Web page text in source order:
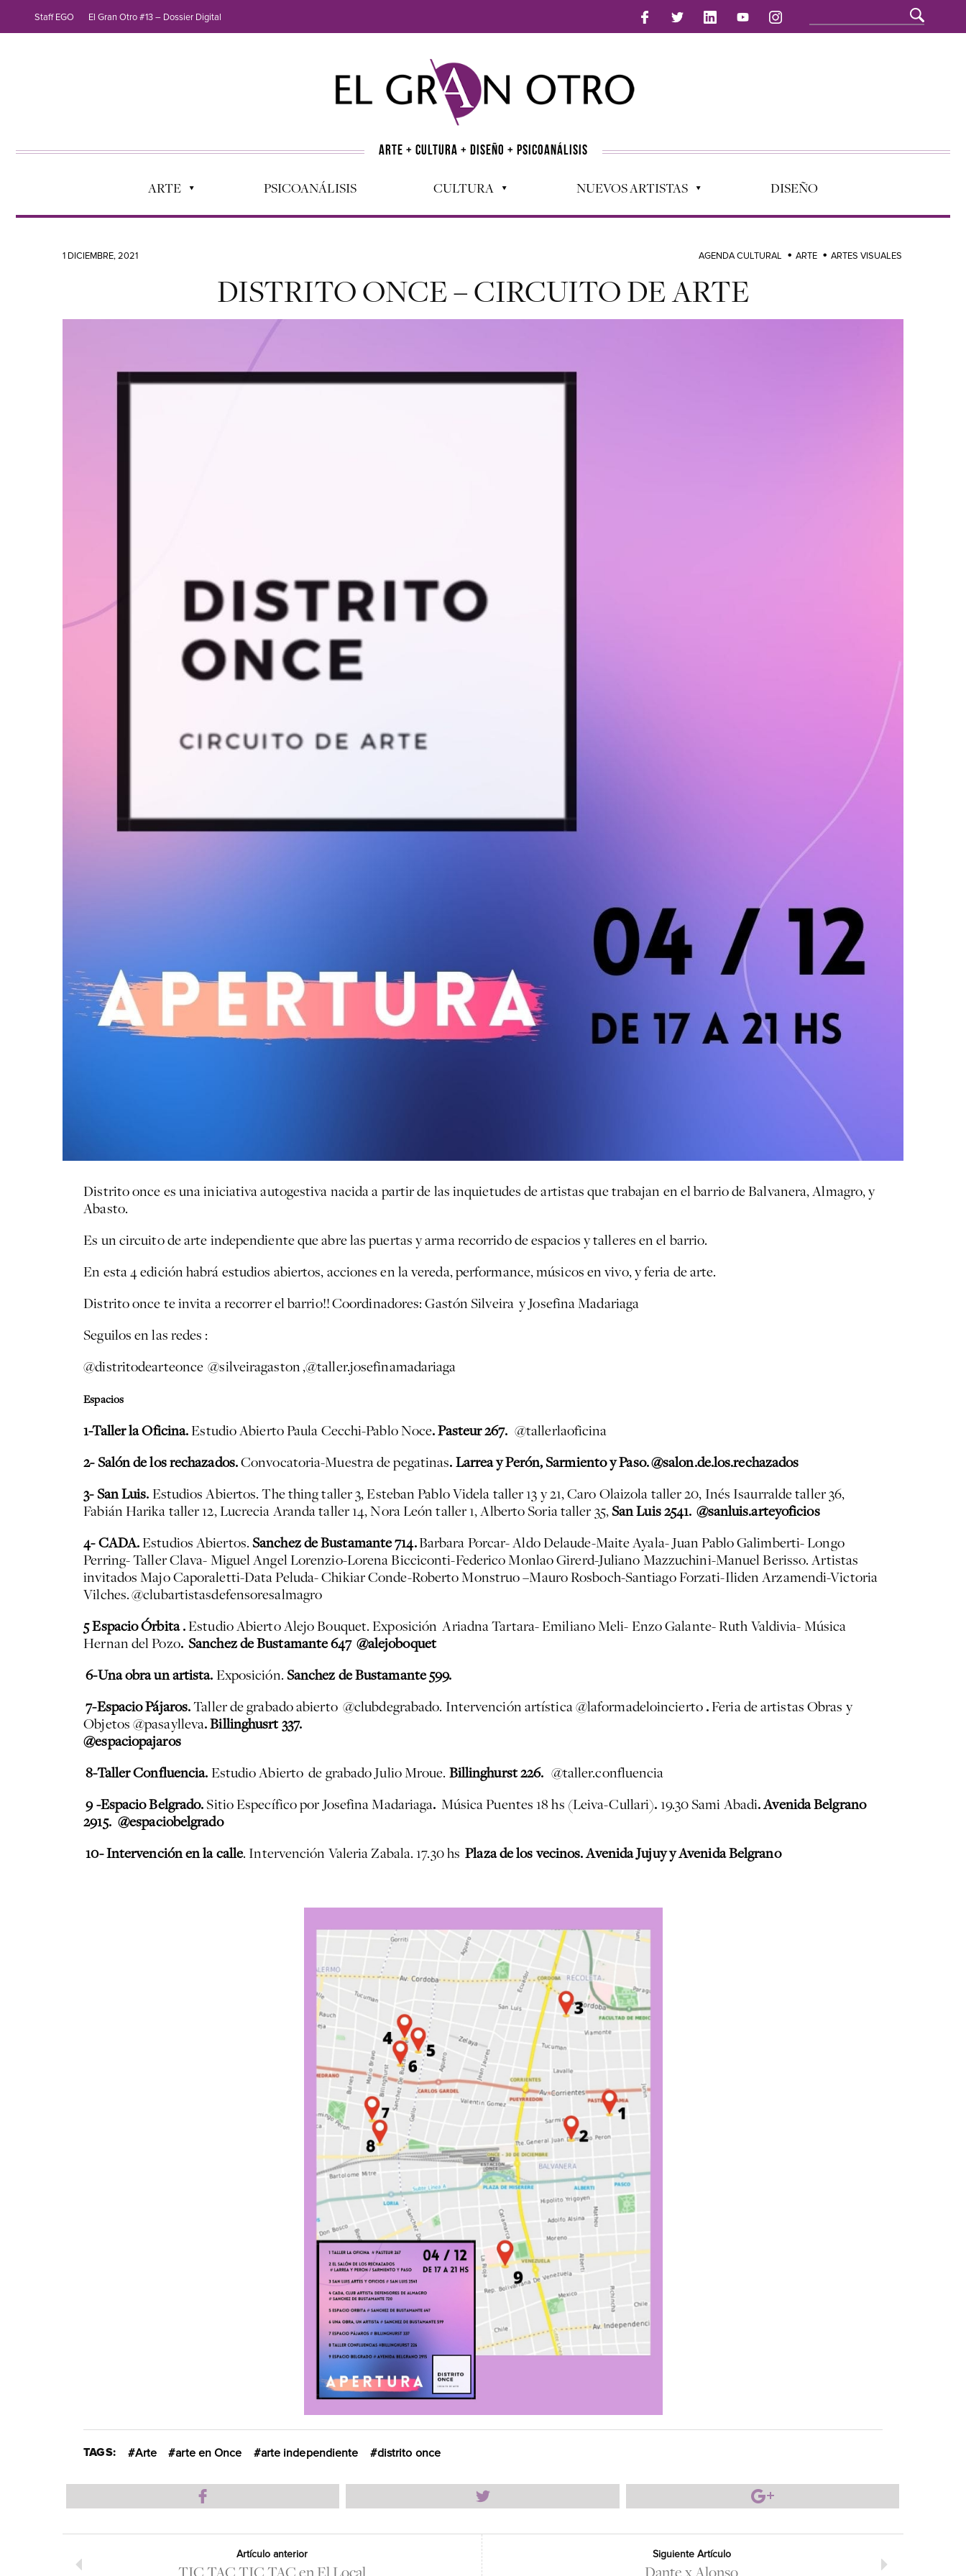
Staff EGO El Gran Otro #13 – Dossier Digital
ARTE + CULTURA + DISEÑO + PSICOANÁLISIS
ARTE PSICOANÁLISIS CULTURA NUEVOS ARTISTAS DISEÑO
1 DICIEMBRE, 2021 AGENDA CULTURAL ARTE ARTES VISUALES
DISTRITO ONCE – CIRCUITO DE ARTE
Distrito once es una iniciativa autogestiva nacida a partir de las inquietudes de artistas que trabajan en el barrio de Balvanera, Almagro, y
Abasto.
Es un circuito de arte independiente que abre las puertas y arma recorrido de espacios y talleres en el barrio.
En esta 4 edición habrá estudios abiertos, acciones en la vereda, performance, músicos en vivo, y feria de arte.
Distrito once te invita a recorrer el barrio!! Coordinadores: Gastón Silveira y Josefina Madariaga
Seguilos en las redes :
@distritodearteonce@silveiragaston,@taller.josefinamadariaga
Espacios
1-Taller la Oficina.Estudio Abierto Paula Cecchi-Pablo Noce. Pasteur 267. @tallerlaoficina
2- Salón de los rechazados.Convocatoria-Muestra de pegatinas. Larrea y Perón, Sarmiento y Paso.@salon.de.los.rechazados
3- San Luis.Estudios Abiertos. The thing taller 3, Esteban Pablo Videla taller 13 y 21, Caro Olaizola taller 20, Inés Isaurralde taller 36,
Fabián Harika taller 12, Lucrecia Aranda taller 14, Nora León taller 1, Alberto Soria taller 35,San Luis 2541. @sanluis.arteyoficios
4- CADA.Estudios Abiertos.Sanchez de Bustamante 714.Barbara Porcar- Aldo Delaude-Maite Ayala- Juan Pablo Galimberti- Longo
Perring- Taller Clava- Miguel Angel Lorenzio-Lorena Bicciconti-Federico Monlao Girerd-Juliano Mazzuchini-Manuel Berisso. Artistas
invitados Majo Caporaletti-Data Peluda- Chikiar Conde-Roberto Monstruo –Mauro Rosboch-Santiago Forzati-Iliden Arzamendi-Victoria
Vilches.@clubartistasdefensoresalmagro
5 Espacio Órbita .Estudio Abierto Alejo Bouquet. Exposición Ariadna Tartara- Emiliano Meli- Enzo Galante- Ruth Valdivia- Música
Hernan del Pozo. Sanchez de Bustamante 647 @alejoboquet
6-Una obra un artista.Exposición.Sanchez de Bustamante 599.
7-Espacio Pájaros.Taller de grabado abierto @clubdegrabado. Intervención artística @laformadeloincierto.Feria de artistas Obras y
Objetos @pasaylleva. Billinghusrt 337.
@espaciopajaros
8-Taller Confluencia.Estudio Abierto de grabado Julio Mroue. Billinghurst 226. @taller.confluencia
9 -Espacio Belgrado.Sitio Específico por Josefina Madariaga. Música Puentes 18 hs (Leiva-Cullari). 19.30 Sami Abadi. Avenida Belgrano
2915. @espaciobelgrado
10- Intervención en la calle. Intervención Valeria Zabala. 17.30 hsPlaza de los vecinos. Avenida Jujuy y Avenida Belgrano
TAGS: Arte arte en Once arte independiente distrito once
Artículo anterior
TIC TAC TIC TAC en El Local
Siguiente Artículo
Dante x Alonso